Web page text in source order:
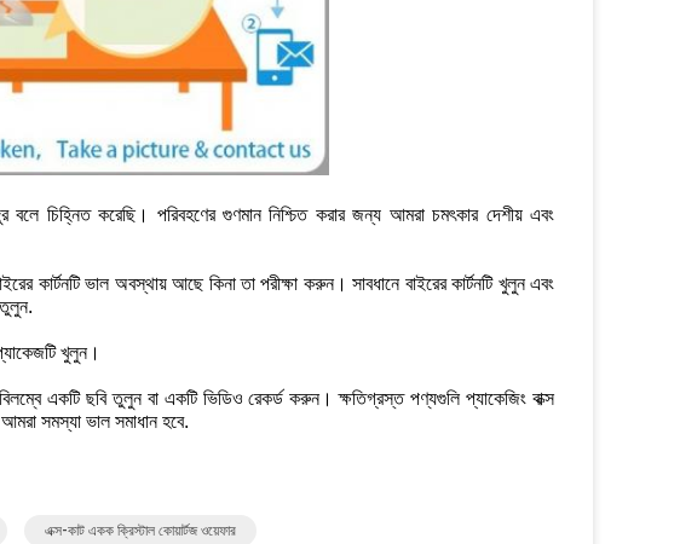
চিহ্নিত করেছি। পরিবহণের গুণমান নিশ্চিত করার জন্য আমরা চমৎকার দেশীয় এবং
কার্টনটি ভাল অবস্থায় আছে কিনা তা পরীক্ষা করুন। সাবধানে বাইরের কার্টনটি খুলুন এবং
তুলুন.
খুলুন।
একটি ছবি তুলুন বা একটি ভিডিও রেকর্ড করুন। ক্ষতিগ্রস্ত পণ্যগুলি প্যাকেজিং বাক্স
সমস্যা ভাল সমাধান হবে.
এক্স-কাট একক ক্রিস্টাল কোয়ার্টজ ওয়েফার